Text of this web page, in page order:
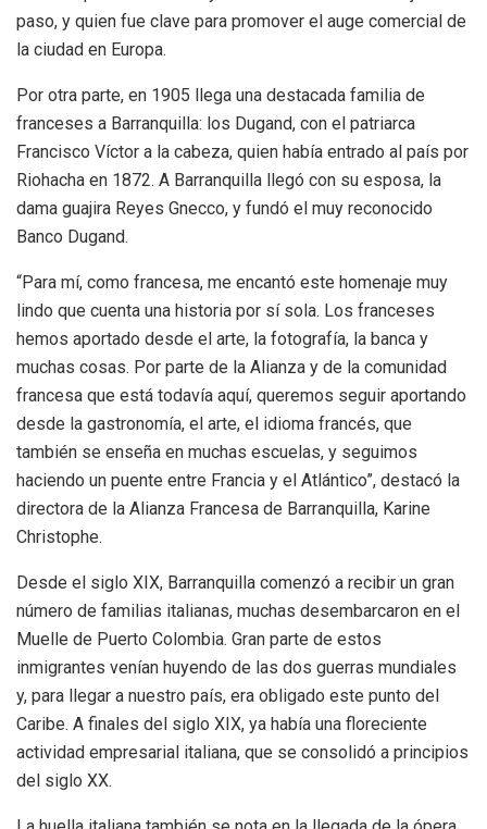
paso, y quien fue clave para promover el auge comercial de
la ciudad en Europa.
Por otra parte, en 1905 llega una destacada familia de
franceses a Barranquilla: los Dugand, con el patriarca
Francisco Víctor a la cabeza, quien había entrado al país por
Riohacha en 1872. A Barranquilla llegó con su esposa, la
dama guajira Reyes Gnecco, y fundó el muy reconocido
Banco Dugand.
“Para mí, como francesa, me encantó este homenaje muy
lindo que cuenta una historia por sí sola. Los franceses
hemos aportado desde el arte, la fotografía, la banca y
muchas cosas. Por parte de la Alianza y de la comunidad
francesa que está todavía aquí, queremos seguir aportando
desde la gastronomía, el arte, el idioma francés, que
también se enseña en muchas escuelas, y seguimos
haciendo un puente entre Francia y el Atlántico”, destacó la
directora de la Alianza Francesa de Barranquilla, Karine
Christophe.
Desde el siglo XIX, Barranquilla comenzó a recibir un gran
número de familias italianas, muchas desembarcaron en el
Muelle de Puerto Colombia. Gran parte de estos
inmigrantes venían huyendo de las dos guerras mundiales
y, para llegar a nuestro país, era obligado este punto del
Caribe. A finales del siglo XIX, ya había una floreciente
actividad empresarial italiana, que se consolidó a principios
del siglo XX.